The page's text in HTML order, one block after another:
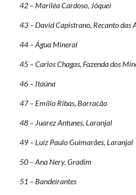
42 – Mariléa Cardoso, Jóquei
43 – David Capistrano, Recanto das
44 – Água Mineral
45 – Carlos Chagas, Fazenda dos
46 – Itaúna
47 – Emílio Ribas, Barracão
48 – Juarez Antunes, Laranjal
49 – Luiz Paulo Guimarães, Laranjal
50 – Ana Nery, Gradim
51 – Bandeirantes